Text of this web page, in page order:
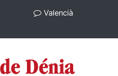
Valencià